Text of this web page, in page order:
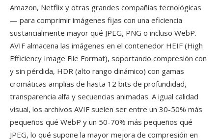
Amazon, Netflix y otras grandes compañías tecnológicas
— para comprimir imágenes fijas con una eficiencia
sustancialmente mayor qué JPEG, PNG o incluso WebP.
AVIF almacena las imágenes en el contenedor HEIF (High
Efficiency Image File Format), soportando compresión con
y sin pérdida, HDR (alto rango dinámico) con gamas
cromáticas amplias de hasta 12 bits de profundidad,
transparencia alfa y secuencias animadas. A igual calidad
visual, los archivos AVIF suelen ser entre un 30-50% más
pequeños qué WebP y un 50-70% más pequeños qué
JPEG, lo qué supone la mayor mejora de compresión en